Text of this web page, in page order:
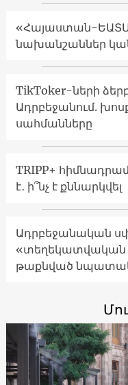
«Հայաստան-ԵԱՏՄ
նախանշաններ
TikToker-ների
Ադրբեջանում.
սահմանները
TRIPP+
է․ ի՞նչ է քննարկվել
Ադրբեջանական
«տեղեկատվական
թաքնված